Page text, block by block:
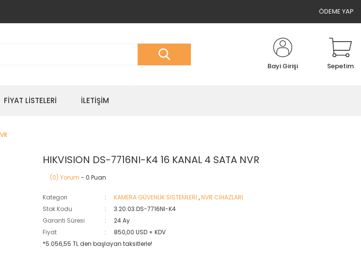
ÖDEME YAP
Bayi Girişi Sepetim
FIYAT LISTELERI İLETIŞIM
HIKVISION DS-7716NI-K4 16 KANAL 4 SATA NVR
(0) Yorum - 0 Puan
Kategori KAMERA GÜVENLİK SİSTEMLERİ ,NVR CİHAZLARI
Stok Kodu
3.20.03.DS-7716NI-K4
Garanti Süresi
24 Ay
Fiyat
850,00 USD + KDV
*5.056,55 TL den başlayan taksitlerle!